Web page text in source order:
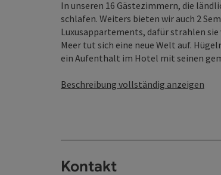
In unseren 16 Gästezimmern, die
schlafen. Weiters bieten wir auch 2
Luxusappartements, dafür strahlen sie
Meer tut sich eine neue Welt auf.
ein Aufenthalt im Hotel mit seinen
Beschreibung vollständig anzeigen
Kontakt